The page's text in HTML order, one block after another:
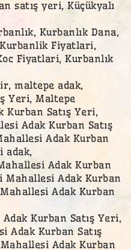
satış yeri, Küçükyalı
Kurbanlık Dana,
Fiyatlari,
Fiyatlari, Kurbanlık
maltepe adak,
Yeri, Maltepe
Kurban Satış Yeri,
Adak Kurban Satış
Adak Kurban
adak,
Adak Kurban
Mahallesi Adak Kurban
Adak Kurban
Kurban Satış Yeri,
Adak Kurban Satış
Adak Kurban